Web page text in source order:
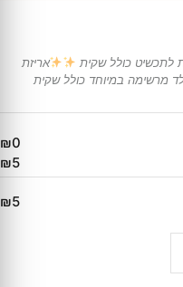
לתכשיט כולל שקית
אריזת
מרשימה במיוחד כולל שקית
₪0
₪5
₪5